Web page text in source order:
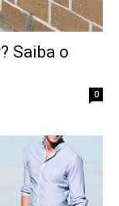
Saiba o
0